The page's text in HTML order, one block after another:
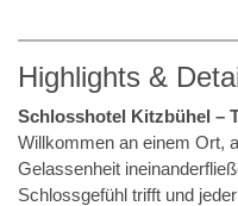
Highlights &
Schlosshotel Kitzbühel –
Willkommen an einem Ort,
Gelassenheit
Schlossgefühl trifft und